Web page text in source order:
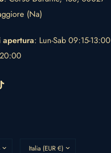
(Na)
: Lun-Sab 09:15-13:00
Aggiorna